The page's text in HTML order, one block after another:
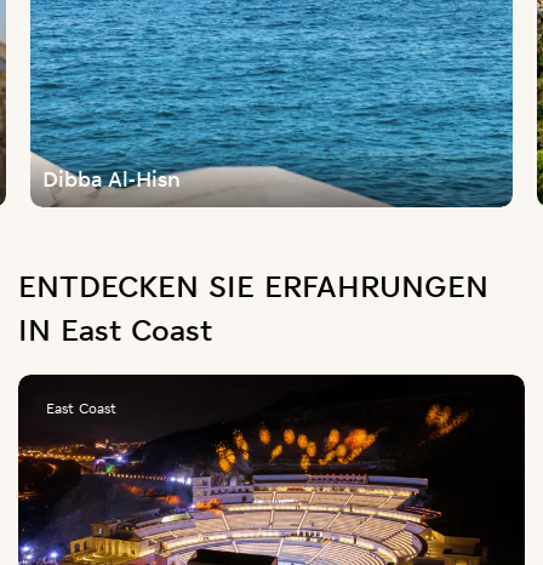
Dibba Al-Hisn
ENTDECKEN SIE ERFAHRUNGEN
IN East Coast
East Coast